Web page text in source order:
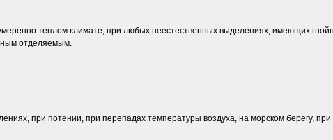
теплом климате, при любых неестественных выделениях, имеющих
отделяемым.
при потении, при перепадах температуры воздуха, на морском берегу,